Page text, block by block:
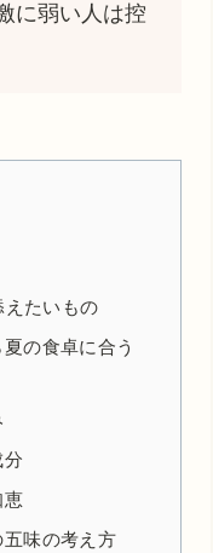
に弱い人は控
えたいもの
の食卓に合う
分
恵
味の考え方